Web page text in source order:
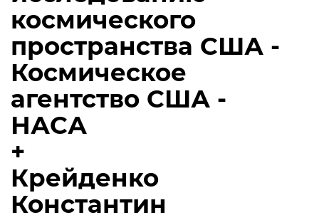
космического
пространства США -
Космическое
агентство США -
НАСА
+
Крейденко
Константин